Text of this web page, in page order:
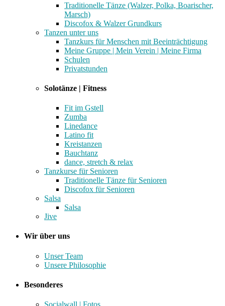
Traditionelle Tänze (Walzer, Polka, Boarischer,
Marsch)
Discofox & Walzer Grundkurs
Tanzen unter uns
Tanzkurs für Menschen mit Beeinträchtigung
Meine Gruppe | Mein Verein | Meine Firma
Schulen
Privatstunden
Solotänze | Fitness
Fit im Gstell
Zumba
Linedance
Latino fit
Kreistanzen
Bauchtanz
dance, stretch & relax
Tanzkurse für Senioren
Traditionelle Tänze für Senioren
Discofox für Senioren
Salsa
Salsa
Jive
Wir über uns
Unser Team
Unsere Philosophie
Besonderes